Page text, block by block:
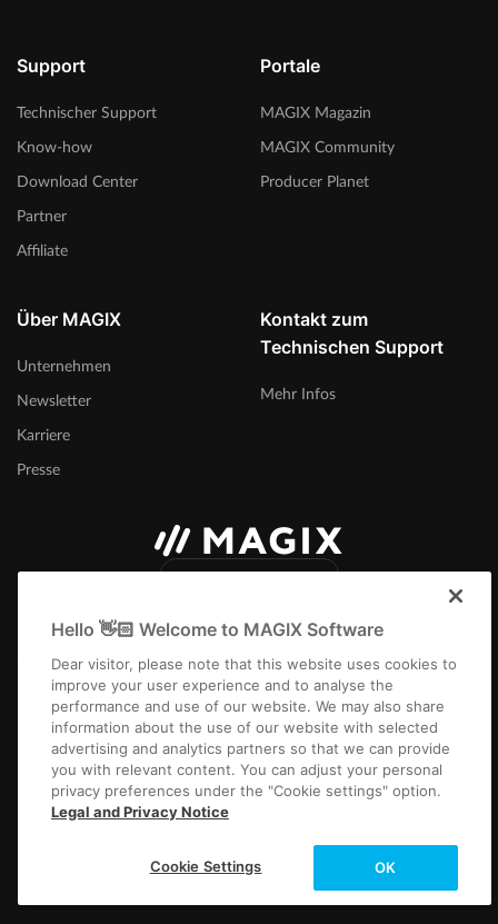
Support
Technischer Support
Know-how
Download Center
Partner
Affiliate
Portale
MAGIX Magazin
MAGIX Community
Producer Planet
Über MAGIX
Unternehmen
Newsletter
Karriere
Presse
Kontakt zum
Technischen Support
Mehr Infos
EULA Zahlung / Versand Widerruf
Copyright © 2003-2026 MAGIX. Die genannten Produktnamen können
Versandkosten
Hello 👋🏻 Welcome to MAGIX Software
Dear visitor, please note that this website uses cookies to
improve your user experience and to analyse the
performance and use of our website. We may also share
information about the use of our website with selected
advertising and analytics partners so that we can provide
you with relevant content. You can adjust your personal
privacy preferences under the "Cookie settings" option.
Legal and Privacy Notice
OK
Cookie Settings